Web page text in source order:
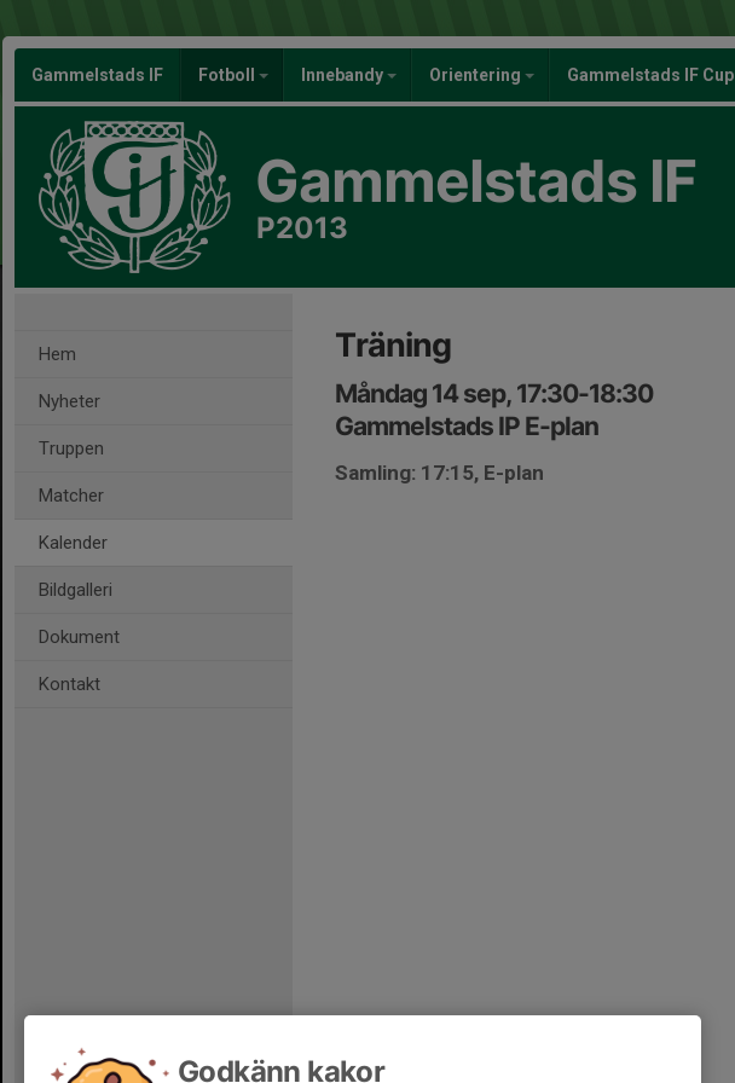
Gammelstads IF Fotboll Innebandy Orientering Gammelstads IF Cup
Gammelstads IF
P2013
Hem
Nyheter
Truppen
Matcher
Kalender
Bildgalleri
Dokument
Kontakt
Träning
Måndag 14 sep, 17:30-18:30
Gammelstads IP E-plan
Samling: 17:15, E-plan
Godkänn kakor